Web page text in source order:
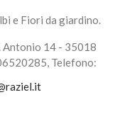
e Fiori da giardino.
Antonio 14 - 35018
Telefono: